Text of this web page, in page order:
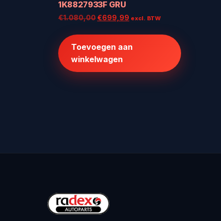
1K8827933F GRU
€1.080,00Oorspronkelijke
€1.080,00.
€699,99 Huidige
€699,99.
excl. BTW
Toevoegen aan
winkelwagen